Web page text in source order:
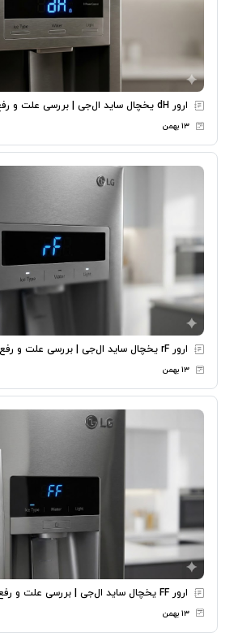
ارور dH یخچال ساید ال‌جی | بررسی علت و رفع خطای دیفراست
۱۳ بهمن
ارور rF یخچال ساید ال‌جی | بررسی علت و رفع مشکل فن
۱۳ بهمن
ارور FF یخچال ساید ال‌جی | بررسی علت و رفع مشکل فن
۱۳ بهمن